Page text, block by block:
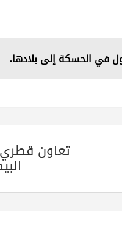
تعاون